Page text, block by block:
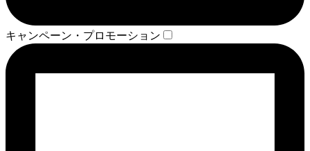
キャンペーン・プロモーション